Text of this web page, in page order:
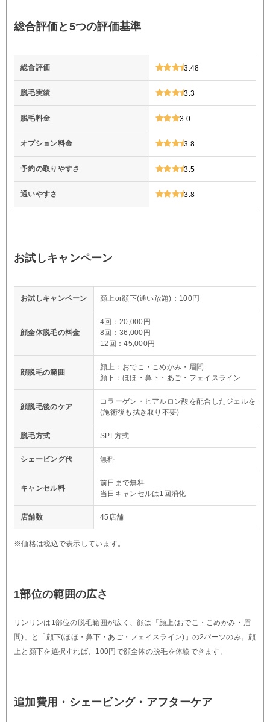
総合評価と5つの評価基準
総合評価 3.48
脱毛実績 3.3
脱毛料金 3.0
オプション料金 3.8
予約の取りやすさ 3.5
通いやすさ 3.8
お試しキャンペーン
お試しキャンペーン 顔上or顔下(通い放題)：100円
顔全体脱毛の料金
4回：20,000円
8回：36,000円
12回：45,000円
顔脱毛の範囲
顔上：おでこ・こめかみ・眉間
顔下：ほほ・鼻下・あご・フェイスライン
顔脱毛後のケア
コラーゲン・ヒアルロン酸を配合したジェルを使用
(施術後も拭き取り不要)
脱毛方式 SPL方式
シェービング代 無料
キャンセル料
前日まで無料
当日キャンセルは1回消化
店舗数 45店舗
※価格は税込で表示しています。
1部位の範囲の広さ
リンリンは1部位の脱毛範囲が広く、顔は「顔上(おでこ・こめかみ・眉
間)」と「顔下(ほほ・鼻下・あご・フェイスライン)」の2パーツのみ。顔
上と顔下を選択すれば、100円で顔全体の脱毛を体験できます。
追加費用・シェービング・アフターケア